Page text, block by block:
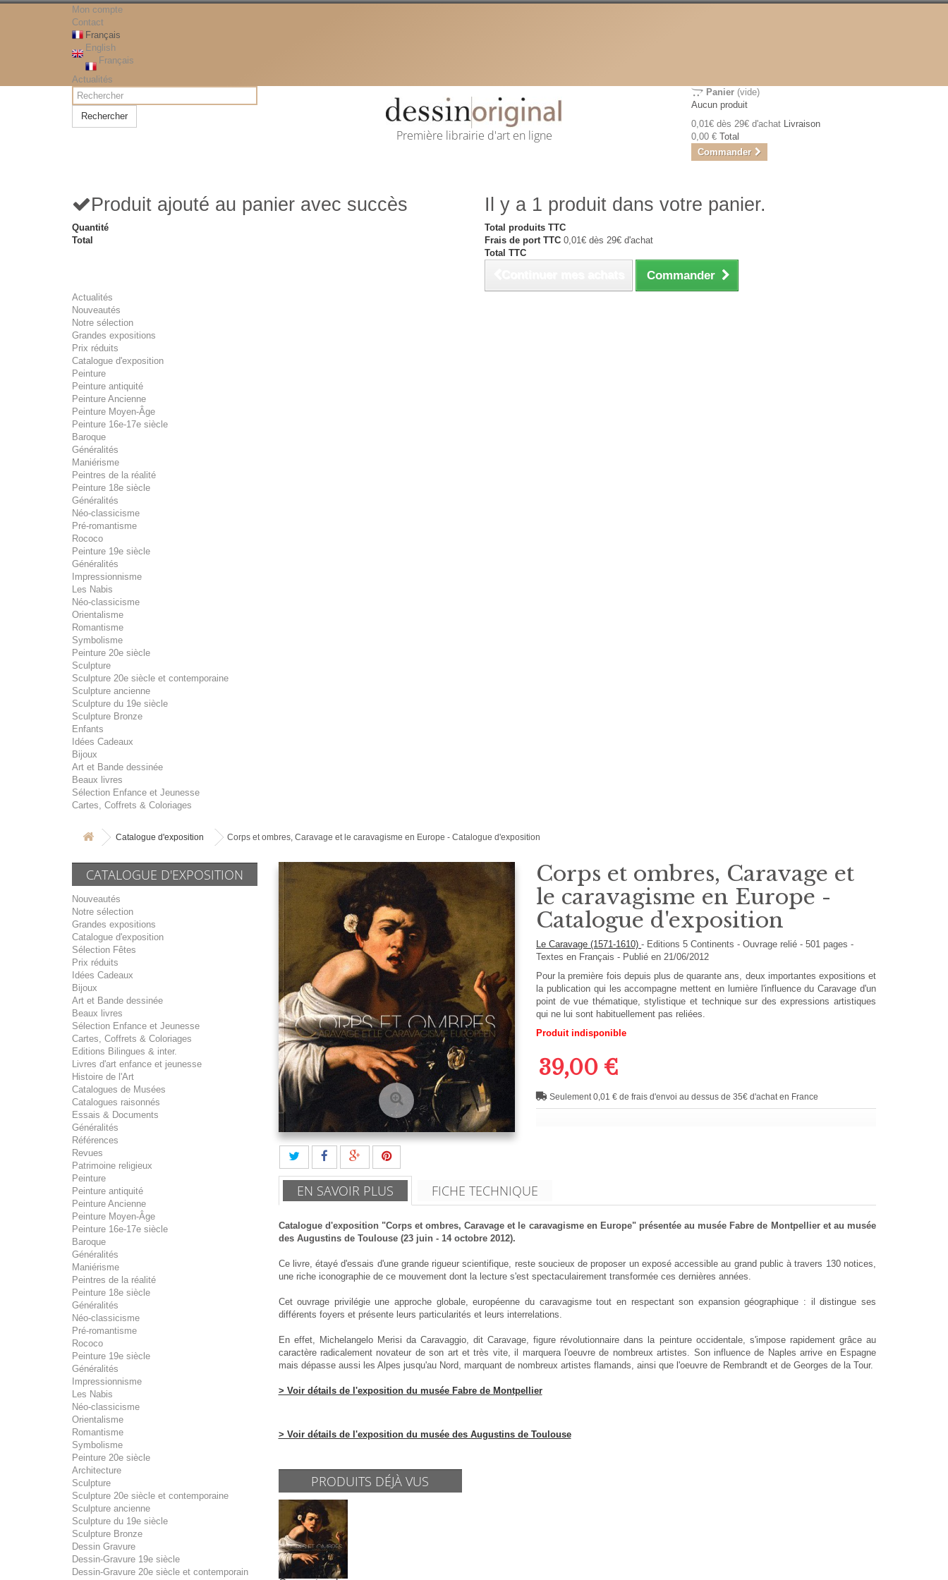
Mon compte
Contact
Français
English
Français
Actualités
Rechercher
Première librairie d'art en ligne
Panier (vide)
Aucun produit
0,01€ dès 29€ d'achat Livraison
0,00 € Total
Commander
Produit ajouté au panier avec succès
Quantité
Total
Il y a 1 produit dans votre panier.
Total produits TTC
Frais de port TTC 0,01€ dès 29€ d'achat
Total TTC
Commander
Actualités
Nouveautés
Notre sélection
Grandes expositions
Prix réduits
Catalogue d'exposition
Peinture
Peinture antiquité
Peinture Ancienne
Peinture Moyen-Âge
Peinture 16e-17e siècle
Baroque
Généralités
Maniérisme
Peintres de la réalité
Peinture 18e siècle
Généralités
Néo-classicisme
Pré-romantisme
Rococo
Peinture 19e siècle
Généralités
Impressionnisme
Les Nabis
Néo-classicisme
Orientalisme
Romantisme
Symbolisme
Peinture 20e siècle
Sculpture
Sculpture 20e siècle et contemporaine
Sculpture ancienne
Sculpture du 19e siècle
Sculpture Bronze
Enfants
Idées Cadeaux
Bijoux
Art et Bande dessinée
Beaux livres
Sélection Enfance et Jeunesse
Cartes, Coffrets & Coloriages
Catalogue d'exposition Corps et ombres, Caravage et le caravagisme en Europe - Catalogue d'exposition
CATALOGUE D'EXPOSITION
Nouveautés
Notre sélection
Grandes expositions
Catalogue d'exposition
Sélection Fêtes
Prix réduits
Idées Cadeaux
Bijoux
Art et Bande dessinée
Beaux livres
Sélection Enfance et Jeunesse
Cartes, Coffrets & Coloriages
Editions Bilingues & inter.
Livres d'art enfance et jeunesse
Histoire de l'Art
Catalogues de Musées
Catalogues raisonnés
Essais & Documents
Généralités
Références
Revues
Patrimoine religieux
Peinture
Peinture antiquité
Peinture Ancienne
Peinture Moyen-Âge
Peinture 16e-17e siècle
Baroque
Généralités
Maniérisme
Peintres de la réalité
Peinture 18e siècle
Généralités
Néo-classicisme
Pré-romantisme
Rococo
Peinture 19e siècle
Généralités
Impressionnisme
Les Nabis
Néo-classicisme
Orientalisme
Romantisme
Symbolisme
Peinture 20e siècle
Architecture
Sculpture
Sculpture 20e siècle et contemporaine
Sculpture ancienne
Sculpture du 19e siècle
Sculpture Bronze
Dessin Gravure
Dessin-Gravure 19e siècle
Dessin-Gravure 20e siècle et contemporain
Corps et ombres, Caravage et
le caravagisme en Europe -
Catalogue d'exposition
Le Caravage (1571-1610)- Editions5 Continents-Ouvrage relié-501pages -
Textes en Français- Publié en 21/06/2012
Pour la première fois depuis plus de quarante ans, deux importantes expositions et
la publication qui les accompagne mettent en lumière l'influence du Caravage d'un
point de vue thématique, stylistique et technique sur des expressions artistiques
qui ne lui sont habituellement pas reliées.
Produit indisponible
39,00 €
Seulement 0,01 € de frais d'envoi au dessus de 35€ d'achat en France
EN SAVOIR PLUS FICHE TECHNIQUE
Catalogue d'exposition "Corps et ombres, Caravage et le caravagisme en Europe" présentée au musée Fabre de Montpellier et au musée
des Augustins de Toulouse (23 juin - 14 octobre 2012).
Ce livre, étayé d'essais d'une grande rigueur scientifique, reste soucieux de proposer un exposé accessible au grand public à travers 130 notices,
une riche iconographie de ce mouvement dont la lecture s'est spectaculairement transformée ces dernières années.
Cet ouvrage privilégie une approche globale, européenne du caravagisme tout en respectant son expansion géographique : il distingue ses
différents foyers et présente leurs particularités et leurs interrelations.
En effet, Michelangelo Merisi da Caravaggio, dit Caravage, figure révolutionnaire dans la peinture occidentale, s'impose rapidement grâce au
caractère radicalement novateur de son art et très vite, il marquera l'oeuvre de nombreux artistes. Son influence de Naples arrive en Espagne
mais dépasse aussi les Alpes jusqu'au Nord, marquant de nombreux artistes flamands, ainsi que l'oeuvre de Rembrandt et de Georges de la Tour.
> Voir détails de l'exposition du musée Fabre de Montpellier
> Voir détails de l'exposition du musée des Augustins de Toulouse
PRODUITS DÉJÀ VUS